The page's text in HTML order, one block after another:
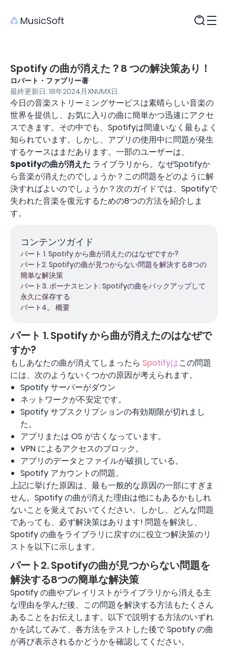
Spotify の曲が消えた？8 つの解決策あり！
ロバート・ファブリー著
最終更新日: 18年2024月XNUMX日
今日の音楽ストリーミングサービスは素晴らしい音楽の
世界を提供し、お気に入りの曲に簡単かつ迅速にアクセ
スできます。その中でも、Spotifyは間違いなく最もよく
知られています。しかし、アプリの使用中に問題が発生
するケースはまだあります。一部のユーザーは、
Spotifyの曲が消えた ライブラリから。なぜSpotifyか
ら音楽が消えたのでしょうか？この問題をどのように解
決すればよいのでしょうか？次のガイドでは、Spotifyで
失われた音楽を復元するための8つの方法を紹介しま
す。
コンテンツガイド
パート 1. Spotify から曲が消えたのはなぜですか?
パート2. Spotifyの曲が見つからない問題を解決する8つの
簡単な解決策
パート3. ボーナスヒント: Spotifyの曲をバックアップして
永久に保存する
パート4。 概要
パート 1. Spotify から曲が消えたのはなぜで
すか?
もしあなたの曲が消えてしまったら Spotifyはこの問題
には、次のようないくつかの原因が考えられます。
Spotify サーバーがダウン
ネットワークが不安定です。
Spotify サブスクリプションの有効期限が切れまし
た。
アプリまたは OS が古くなっています。
VPN によるアクセスのブロック。
アプリのデータとファイルが破損している。
Spotify アカウントの問題。
上記に挙げた原因は、最も一般的な原因の一部にすぎま
せん。Spotify の曲が消えた理由は他にもあるかもしれ
ないことを覚えておいてください。しかし、どんな問題
であっても、必ず解決策はあります! 問題を解決し、
Spotify の曲をライブラリに戻すのに役立つ解決策のリ
ストを以下に示します。
パート2. Spotifyの曲が見つからない問題を
解決する8つの簡単な解決策
Spotify の曲やプレイリストがライブラリから消える主
な理由を学んだ後、この問題を解決する方法もたくさん
あることをお伝えします。以下で説明する方法のいずれ
かを試してみて、各方法をテストした後で Spotify の曲
が再び表示されるかどうかを確認してください。